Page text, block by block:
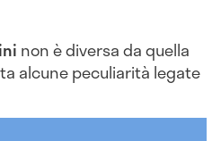
non è diversa da quella
alcune peculiarità legate